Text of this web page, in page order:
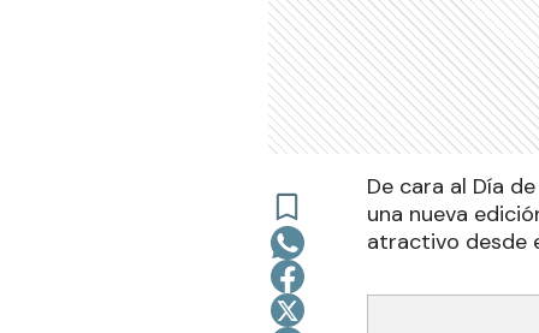
De cara al Día
una nueva
atractivo desde